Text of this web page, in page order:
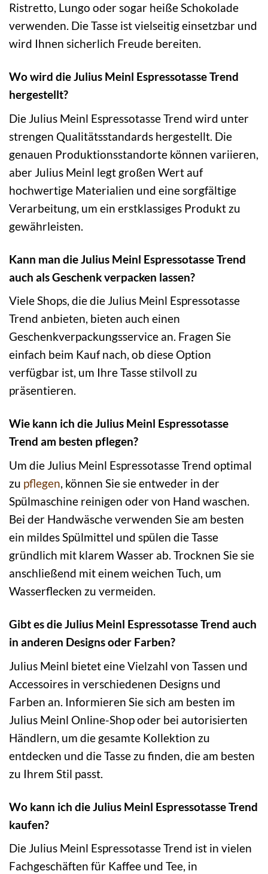
Ristretto, Lungo oder sogar heiße Schokolade
verwenden. Die Tasse ist vielseitig einsetzbar und
wird Ihnen sicherlich Freude bereiten.
Wo wird die Julius Meinl Espressotasse Trend
hergestellt?
Die Julius Meinl Espressotasse Trend wird unter
strengen Qualitätsstandards hergestellt. Die
genauen Produktionsstandorte können variieren,
aber Julius Meinl legt großen Wert auf
hochwertige Materialien und eine sorgfältige
Verarbeitung, um ein erstklassiges Produkt zu
gewährleisten.
Kann man die Julius Meinl Espressotasse Trend
auch als Geschenk verpacken lassen?
Viele Shops, die die Julius Meinl Espressotasse
Trend anbieten, bieten auch einen
Geschenkverpackungsservice an. Fragen Sie
einfach beim Kauf nach, ob diese Option
verfügbar ist, um Ihre Tasse stilvoll zu
präsentieren.
Wie kann ich die Julius Meinl Espressotasse
Trend am besten pflegen?
Um die Julius Meinl Espressotasse Trend optimal
zu pflegen, können Sie sie entweder in der
Spülmaschine reinigen oder von Hand waschen.
Bei der Handwäsche verwenden Sie am besten
ein mildes Spülmittel und spülen die Tasse
gründlich mit klarem Wasser ab. Trocknen Sie sie
anschließend mit einem weichen Tuch, um
Wasserflecken zu vermeiden.
Gibt es die Julius Meinl Espressotasse Trend auch
in anderen Designs oder Farben?
Julius Meinl bietet eine Vielzahl von Tassen und
Accessoires in verschiedenen Designs und
Farben an. Informieren Sie sich am besten im
Julius Meinl Online-Shop oder bei autorisierten
Händlern, um die gesamte Kollektion zu
entdecken und die Tasse zu finden, die am besten
zu Ihrem Stil passt.
Wo kann ich die Julius Meinl Espressotasse Trend
kaufen?
Die Julius Meinl Espressotasse Trend ist in vielen
Fachgeschäften für Kaffee und Tee, in